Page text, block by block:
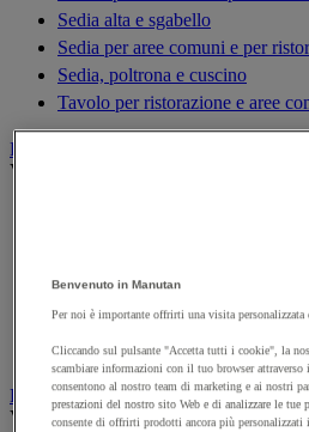
Sedia alta e sgabello
Sedia per aree comuni e per
Sedia, poltrona e cuscino
Tavolo per ristorazione e aree
Piccoli elettrodomestici
Vedi tutte le categorie
Macchina per caffè multi-bevanda
Robot da cucina
Tostapane, griglia e salamandra
Posateria
Vedi tutte le categorie
Benvenuto in Manutan
Per noi è importante offrirti una visita personalizzata
Cliccando sul pulsante "Accetta tutti i cookie", la
scambiare informazioni con il tuo browser
consentono al nostro team di marketing e ai nostri
prestazioni del nostro sito Web e di analizzare le tue
consente di offrirti prodotti ancora più personalizzati